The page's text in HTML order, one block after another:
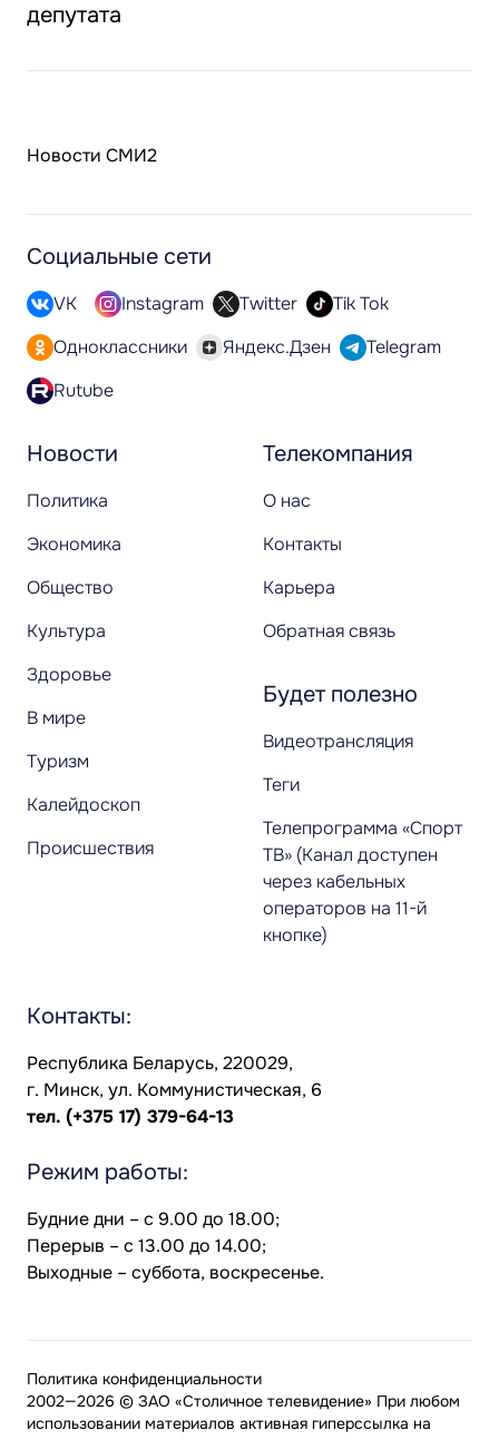
депутата
Новости СМИ2
Новости
Политика
Экономика
Общество
Культура
Здоровье
В мире
Туризм
Калейдоскоп
Происшествия
Телекомпания
О нас
Контакты
Карьера
Обратная связь
Будет полезно
Видеотрансляция
Теги
Телепрограмма «Спорт
ТВ» (Канал доступен
через кабельных
операторов на 11-й
кнопке)
Социальные сети
VK Instagram Twitter
Tik Tok
Одноклассники
Яндекс.Дзен
Telegram
Rutube
Контакты:
Республика Беларусь, 220029,
г. Минск, ул. Коммунистическая, 6
тел. (+375 17) 379-64-13
Режим работы:
Будние дни – с 9.00 до 18.00;
Перерыв – с 13.00 до 14.00;
Выходные – суббота, воскресенье.
2002—2026 © ЗАО «Столичное телевидение» При любом
использовании материалов активная гиперссылка на
Политика конфиденциальности